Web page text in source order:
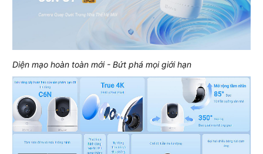
Diện mạo hoàn toàn mới - Bứt phá mọi giới hạn